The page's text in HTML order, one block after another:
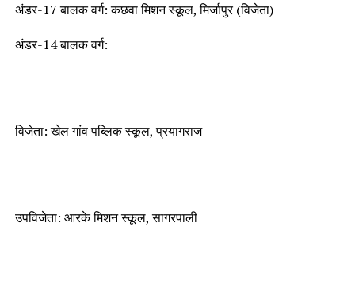
अंडर-17 बालक वर्ग: कछवा मिशन स्कूल, मिर्जापुर (विजेता)
अंडर-14 बालक वर्ग:
विजेता: खेल गांव पब्लिक स्कूल, प्रयागराज
उपविजेता: आरके मिशन स्कूल, सागरपाली